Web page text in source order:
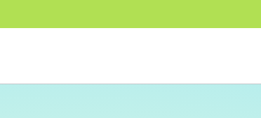
Hauptnavigation